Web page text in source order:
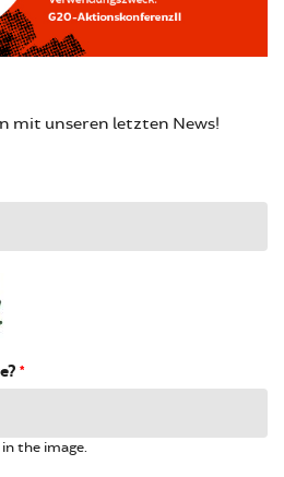
mit unseren letzten News!
*
the image.